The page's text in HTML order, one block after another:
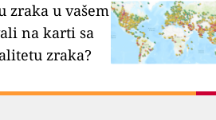
zraka u vašem
na karti sa
zraka?